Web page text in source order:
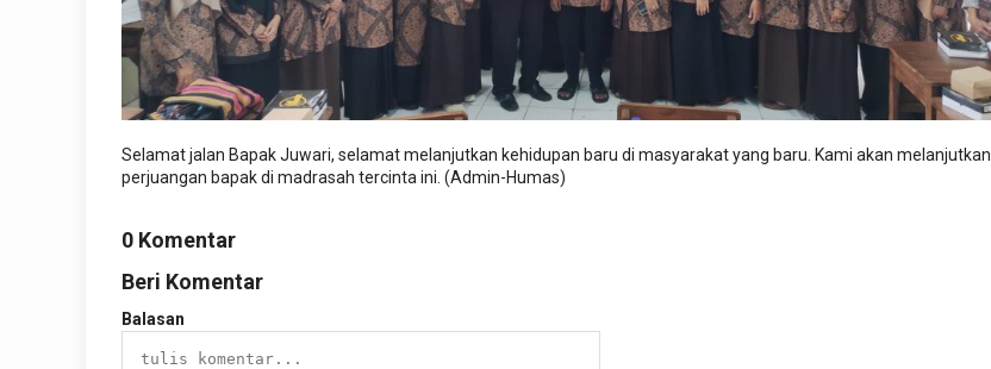
Selamat jalan Bapak Juwari, selamat melanjutkan kehidupan baru di masyarakat yang baru. Kami akan melanjutkan
perjuangan bapak di madrasah tercinta ini. (Admin-Humas)
0 Komentar
Beri Komentar
Balasan